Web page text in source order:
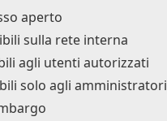
aperto
sulla rete interna
agli utenti autorizzati
solo agli amministratori